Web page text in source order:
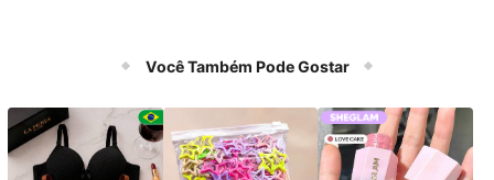
Você Também Pode Gostar